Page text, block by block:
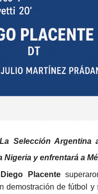
Selección Argentina
Nigeria y enfrentará a
Diego Placente
demostración de fútbol y